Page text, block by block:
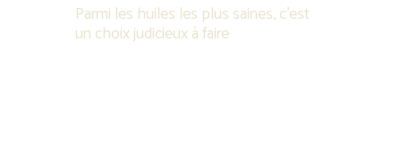
Parmi les huiles les plus saines, c’est
un choix judicieux à faire